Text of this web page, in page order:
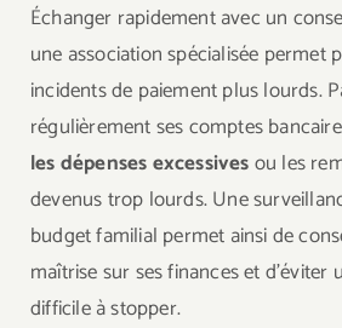
Échanger rapidement avec un
une association spécialisée permet
incidents de paiement plus lourds.
régulièrement ses comptes
les dépenses excessivesou les
devenus trop lourds. Une
budget familial permet ainsi de
maîtrise sur ses finances et
difficile à stopper.